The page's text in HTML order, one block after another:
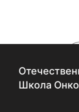
Школа